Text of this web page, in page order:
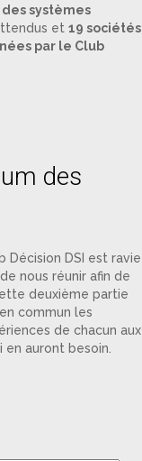
systèmes
et 19 sociétés
par le Club
des
Décision DSI est ravie
nous réunir afin de
deuxième partie
commun les
de chacun aux
auront besoin.